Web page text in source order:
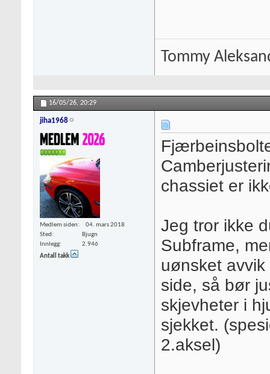
Tommy
16/05/26, 20:29
jiha1968
Medlem siden
04. mars 2018
Sted
Bjugn
Innlegg
2.946
Antall takk
chassiet er
Jeg tror ikke
Subframe,
uønsket
side, så bør
skjevheter i
sjekket.
2.aksel)